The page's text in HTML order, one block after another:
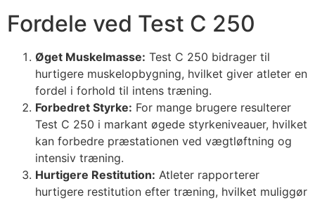
Fordele ved Test C 250
Øget Muskelmasse: Test C 250 bidrager til
hurtigere muskelopbygning, hvilket giver atleter en
fordel i forhold til intens træning.
Forbedret Styrke: For mange brugere resulterer
Test C 250 i markant øgede styrkeniveauer, hvilket
kan forbedre præstationen ved vægtløftning og
intensiv træning.
Hurtigere Restitution: Atleter rapporterer
hurtigere restitution efter træning, hvilket muliggør